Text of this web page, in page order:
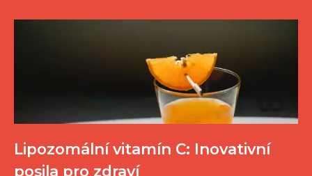
Lipozomální vitamín C: Inovativní
posila pro zdraví